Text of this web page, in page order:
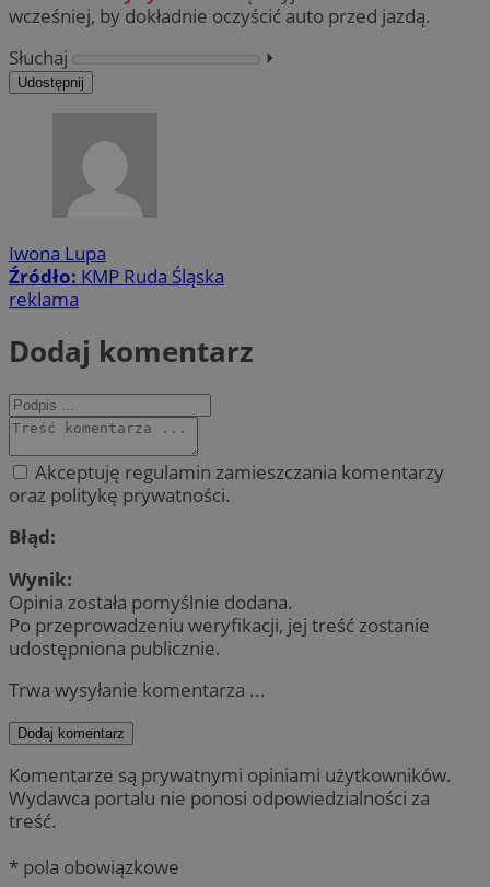
wcześniej, by dokładnie oczyścić auto przed jazdą.
Słuchaj
⏵︎
Udostępnij
Iwona Lupa
Źródło: KMP Ruda Śląska
reklama
Dodaj komentarz
Akceptuję regulamin zamieszczania komentarzy
oraz politykę prywatności.
Błąd:
Wynik:
Opinia została pomyślnie dodana.
Po przeprowadzeniu weryfikacji, jej treść zostanie
udostępniona publicznie.
Trwa wysyłanie komentarza ...
Dodaj komentarz
Komentarze są prywatnymi opiniami użytkowników.
Wydawca portalu nie ponosi odpowiedzialności za
treść.
* pola obowiązkowe